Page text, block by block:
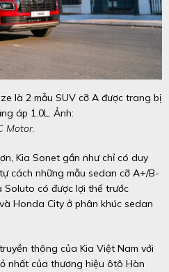
là 2 mẫu SUV cỡ A được trang bị
áp 1.0L. Ảnh:
Motor.
Kia Sonet gần như chỉ có duy
cách những mẫu sedan cỡ A+/B-
Soluto có được lợi thế trước
Honda City ở phân khúc sedan
thông của Kia Việt Nam với
nhất của thương hiệu ôtô Hàn